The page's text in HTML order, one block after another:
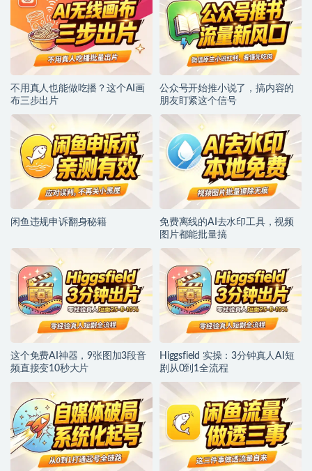
不用真人也能做吃播？这个AI画
布三步出片
公众号开始推小说了，搞内容的
朋友盯紧这个信号
闲鱼违规申诉翻身秘籍
免费离线的AI去水印工具，视频
图片都能批量搞
这个免费AI神器，9张图加3段音
频直接变10秒大片
Higgsfield 实操：3分钟真人AI短
剧从0到1全流程